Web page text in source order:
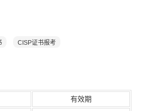
CISP证书报考
有效期